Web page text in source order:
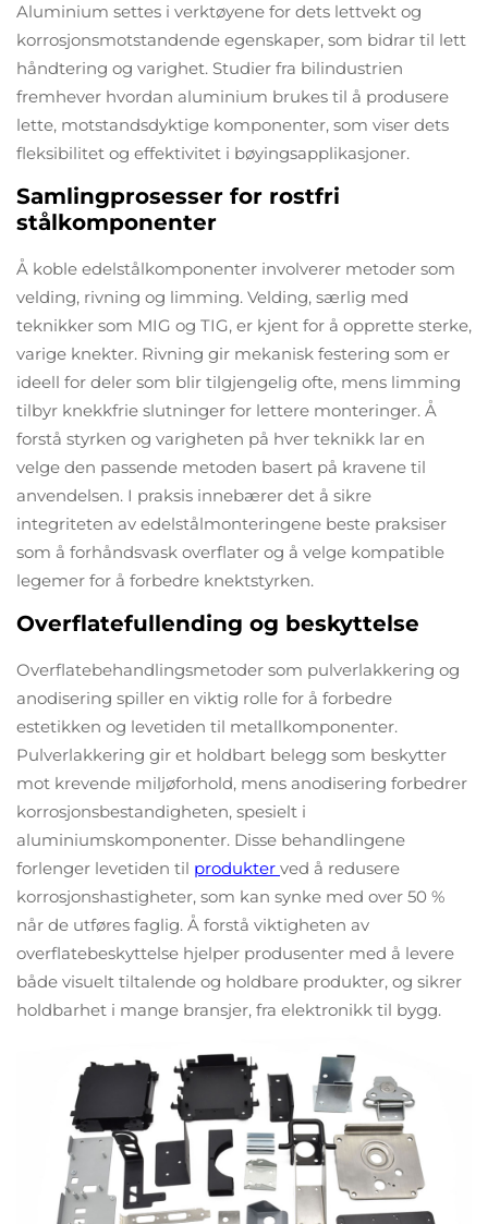
Aluminium settes i verktøyene for dets lettvekt og
korrosjonsmotstandende egenskaper, som bidrar til lett
håndtering og varighet. Studier fra bilindustrien
fremhever hvordan aluminium brukes til å produsere
lette, motstandsdyktige komponenter, som viser dets
fleksibilitet og effektivitet i bøyingsapplikasjoner.
Samlingprosesser for rostfri
stålkomponenter
Å koble edelstålkomponenter involverer metoder som
velding, rivning og limming. Velding, særlig med
teknikker som MIG og TIG, er kjent for å opprette sterke,
varige knekter. Rivning gir mekanisk festering som er
ideell for deler som blir tilgjengelig ofte, mens limming
tilbyr knekkfrie slutninger for lettere monteringer. Å
forstå styrken og varigheten på hver teknikk lar en
velge den passende metoden basert på kravene til
anvendelsen. I praksis innebærer det å sikre
integriteten av edelstålmonteringene beste praksiser
som å forhåndsvask overflater og å velge kompatible
legemer for å forbedre knektstyrken.
Overflatefullending og beskyttelse
Overflatebehandlingsmetoder som pulverlakkering og
anodisering spiller en viktig rolle for å forbedre
estetikken og levetiden til metallkomponenter.
Pulverlakkering gir et holdbart belegg som beskytter
mot krevende miljøforhold, mens anodisering forbedrer
korrosjonsbestandigheten, spesielt i
aluminiumskomponenter. Disse behandlingene
forlenger levetiden til produkter ved å redusere
korrosjonshastigheter, som kan synke med over 50 %
når de utføres faglig. Å forstå viktigheten av
overflatebeskyttelse hjelper produsenter med å levere
både visuelt tiltalende og holdbare produkter, og sikrer
holdbarhet i mange bransjer, fra elektronikk til bygg.